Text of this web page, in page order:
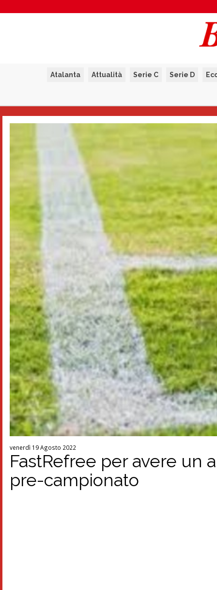
Atalanta Attualità Serie C Serie D
venerdì 19 Agosto 2022
FastRefree per avere un
pre-campionato